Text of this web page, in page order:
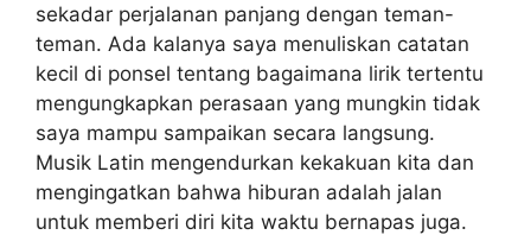
sekadar perjalanan panjang dengan teman-
teman. Ada kalanya saya menuliskan catatan
kecil di ponsel tentang bagaimana lirik tertentu
mengungkapkan perasaan yang mungkin tidak
saya mampu sampaikan secara langsung.
Musik Latin mengendurkan kekakuan kita dan
mengingatkan bahwa hiburan adalah jalan
untuk memberi diri kita waktu bernapas juga.